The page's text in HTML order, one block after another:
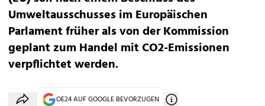
Umweltausschusses im Europäischen
Parlament früher als von der Kommission
geplant zum Handel mit CO2-Emissionen
verpflichtet werden.
OE24 AUF GOOGLE BEVORZUGEN